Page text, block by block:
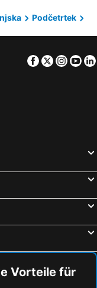
Hauptbahnhof
Graz
Podčetrtek
Facebook
Twitter
Vorteile für